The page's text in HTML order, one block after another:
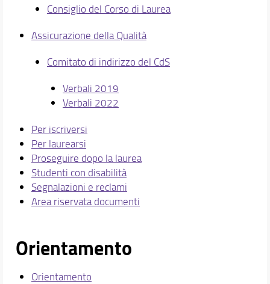
Docenti
Orario e calendari
Consiglio del Corso di Laurea
Assicurazione della Qualità
Comitato di indirizzo del CdS
Verbali 2019
Verbali 2022
Per iscriversi
Per laurearsi
Proseguire dopo la laurea
Studenti con disabilità
Segnalazioni e reclami
Area riservata documenti
Orientamento
Orientamento